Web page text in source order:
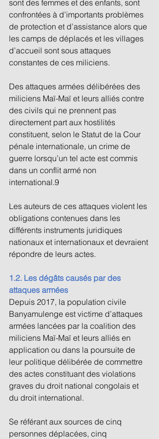
sont des femmes et des enfants, sont
confrontées à d’importants problèmes
de protection et d’assistance alors que
les camps de déplacés et les villages
d’accueil sont sous attaques
constantes de ces miliciens.
Des attaques armées délibérées des
miliciens Maï-Maï et leurs alliés contre
des civils qui ne prennent pas
directement part aux hostilités
constituent, selon le Statut de la Cour
pénale internationale, un crime de
guerre lorsqu’un tel acte est commis
dans un conflit armé non
international.9
Les auteurs de ces attaques violent les
obligations contenues dans les
différents instruments juridiques
nationaux et internationaux et devraient
répondre de leurs actes.
1.2. Les dégâts causés par des
attaques armées
Depuis 2017, la population civile
Banyamulenge est victime d’attaques
armées lancées par la coalition des
miliciens Maï-Maï et leurs alliés en
application ou dans la poursuite de
leur politique délibérée de commettre
des actes constituant des violations
graves du droit national congolais et
du droit international.
Se référant aux sources de cinq
personnes déplacées, cinq